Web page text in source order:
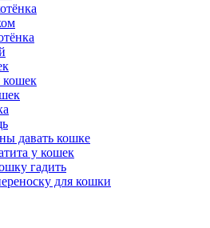
кошек
давать кошке
у кошек
гадить
для кошки